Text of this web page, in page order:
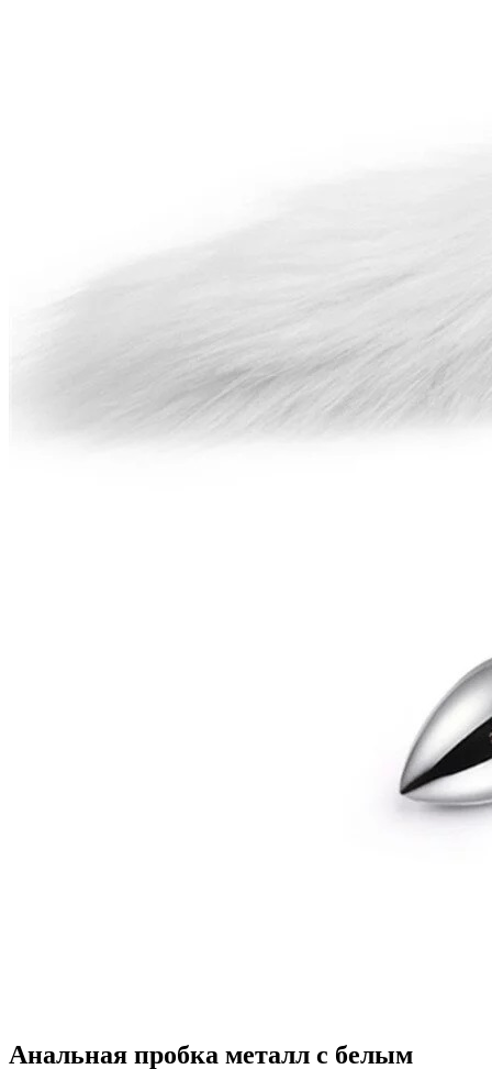
Анальная пробка металл с белым